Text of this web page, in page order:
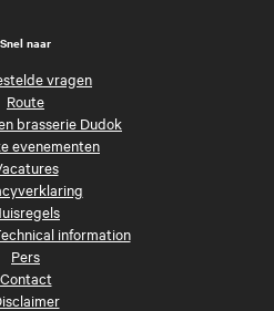
Snel naar
vragen
Route
brasserie Dudok
evenementen
information
Pers
Contact